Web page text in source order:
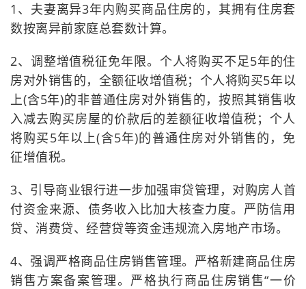
1、夫妻离异3年内购买商品住房的，其拥有住房套
数按离异前家庭总套数计算。
2、调整增值税征免年限。个人将购买不足5年的住
房对外销售的，全额征收增值税；个人将购买5年以
上(含5年)的非普通住房对外销售的，按照其销售收
入减去购买房屋的价款后的差额征收增值税；个人
将购买5年以上(含5年)的普通住房对外销售的，免
征增值税。
3、引导商业银行进一步加强审贷管理，对购房人首
付资金来源、债务收入比加大核查力度。严防信用
贷、消费贷、经营贷等资金违规流入房地产市场。
4、强调严格商品住房销售管理。严格新建商品住房
销售方案备案管理。严格执行商品住房销售“一价